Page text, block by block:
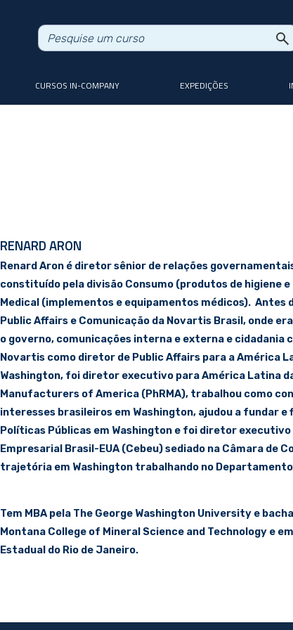
CURSOS IN-COMPANY EXPEDIÇÕES
RENARD ARON
Renard Aron é diretor sênior de relações
constituído pela divisão Consumo (produtos de higiene
Medical (implementos e equipamentos médicos).
Public Affairs e Comunicação da Novartis Brasil, onde
o governo, comunicações interna e externa e
Novartis como diretor de Public Affairs para a América
Washington, foi diretor executivo para América Latina
Manufacturers of America (PhRMA), trabalhou como
interesses brasileiros em Washington, ajudou a fundar
Políticas Públicas em Washington e foi diretor executivo
Empresarial Brasil-EUA (Cebeu) sediado na Câmara de
trajetória em Washington trabalhando no
Tem MBA pela The George Washington University e
Montana College of Mineral Science and Technology e
Estadual do Rio de Janeiro.